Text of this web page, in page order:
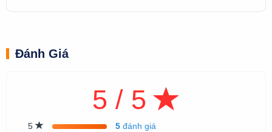
Đánh Giá
5 / 5
5 5 đánh giá